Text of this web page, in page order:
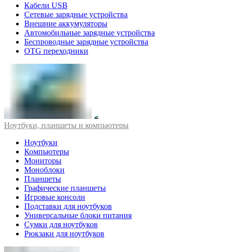
Кабели USB
Сетевые зарядные устройства
Внешние аккумуляторы
Автомобильные зарядные устройства
Беспроводные зарядные устройства
OTG переходники
Ноутбуки, планшеты и компьютеры
Ноутбуки
Компьютеры
Мониторы
Моноблоки
Планшеты
Графические планшеты
Игровые консоли
Подставки для ноутбуков
Универсальные блоки питания
Сумки для ноутбуков
Рюкзаки для ноутбуков